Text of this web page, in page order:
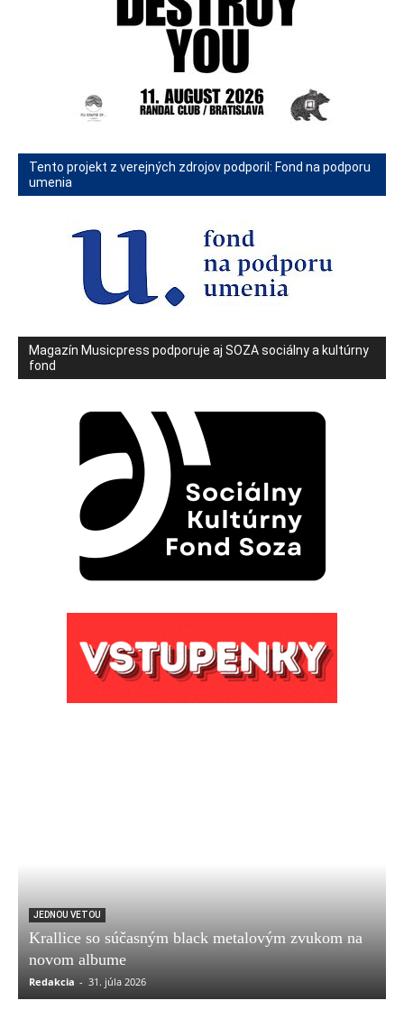
Tento projekt z verejných zdrojov podporil: Fond na podporu
umenia
Magazín Musicpress podporuje aj SOZA sociálny a kultúrny
fond
JEDNOU VETOU
Krallice so súčasným black metalovým zvukom na
novom albume
Redakcia - 31. júla 2026